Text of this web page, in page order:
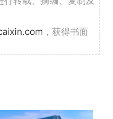
，获得书面